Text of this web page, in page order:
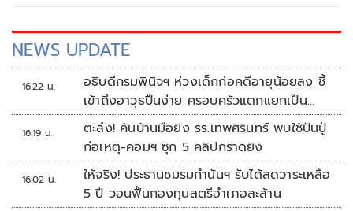
NEWS UPDATE
16:22 น.
อธิบดีกรมพินิจฯ ห่วงเด็กก่อคดีอายุน้อยลง ชี้
เข้าถึงอาวุธปืนง่าย ครอบครัวแตกแยกเป็น
ชนวนสำคัญ
16:19 น.
ตะลึง! ค้นบ้านมือยิง รร.เทพศิรินทร์ พบใช้ปืนปู่
ก่อเหตุ-คอมฯ ซุก 5 คลิปกราดยิง
16:02 น.
ให้จริง! ประธานชมรมกำนันฯ รับได้ลดวาระเหลือ
5 ปี วอนฟื้นกองทุนสตรีอำเภอละล้าน